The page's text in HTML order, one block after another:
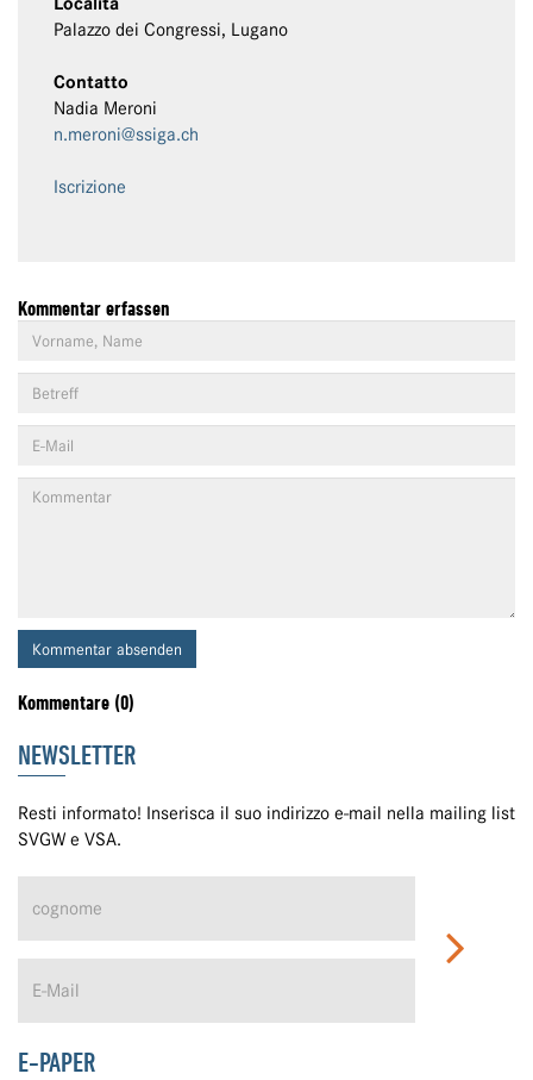
Palazzo dei Congressi, Lugano
Contatto
Nadia Meroni
n.meroni@ssiga.ch
Iscrizione
Kommentar erfassen
Kommentar absenden
Kommentare (0)
NEWSLETTER
Resti informato! Inserisca il suo indirizzo e-mail nella mailing list
SVGW e VSA.
E-PAPER